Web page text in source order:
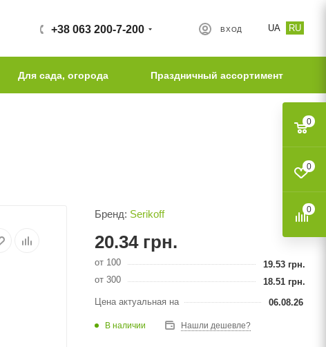
UA RU
ВХОД
+38 063 200-7-200
Для сада, огорода Праздничный ассортимент
Бренд: Serikoff
20.34грн.
от 100 19.53 грн.
от 300
18.51 грн.
Цена актуальная на
06.08.26
В наличии Нашли дешевле?
0
0
0